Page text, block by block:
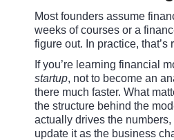
Most founders assume
weeks of courses or a
figure out. In practice, that’s
If you’re learning financial
startup, not to become an
there much faster. What
the structure behind the
actually drives the
update it as the business